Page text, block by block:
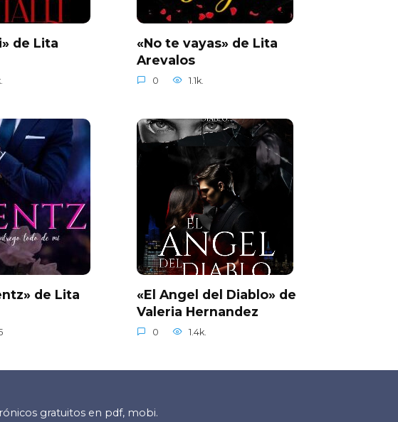
de Lita
«No te vayas» de Lita
Arevalos
0 1.1k.
de Lita
«El Angel del Diablo» de
Valeria Hernandez
0 1.4k.
gratuitos en pdf, mobi.